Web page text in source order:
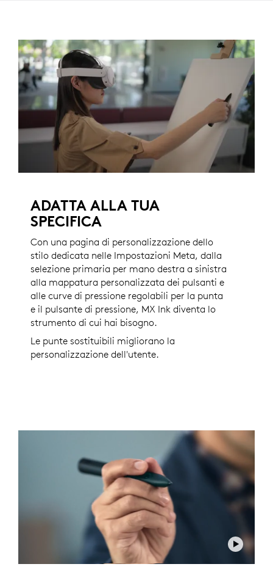
ADATTA ALLA TUA
SPECIFICA
Con una pagina di personalizzazione dello
stilo dedicata nelle Impostazioni Meta, dalla
selezione primaria per mano destra a sinistra
alla mappatura personalizzata dei pulsanti e
alle curve di pressione regolabili per la punta
e il pulsante di pressione, MX Ink diventa lo
strumento di cui hai bisogno.
Le punte sostituibili migliorano la
personalizzazione dell'utente.